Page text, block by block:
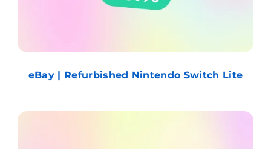
eBay | Refurbished Nintendo Switch Lite